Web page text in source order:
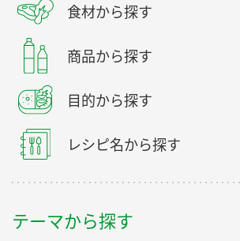
食材から探す
商品から探す
目的から探す
レシピ名から探す
テーマから探す